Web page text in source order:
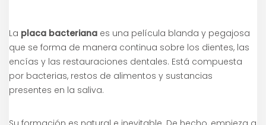
La placa bacteriana es una película blanda y pegajosa
que se forma de manera continua sobre los dientes, las
encías y las restauraciones dentales. Está compuesta
por bacterias, restos de alimentos y sustancias
presentes en la saliva.